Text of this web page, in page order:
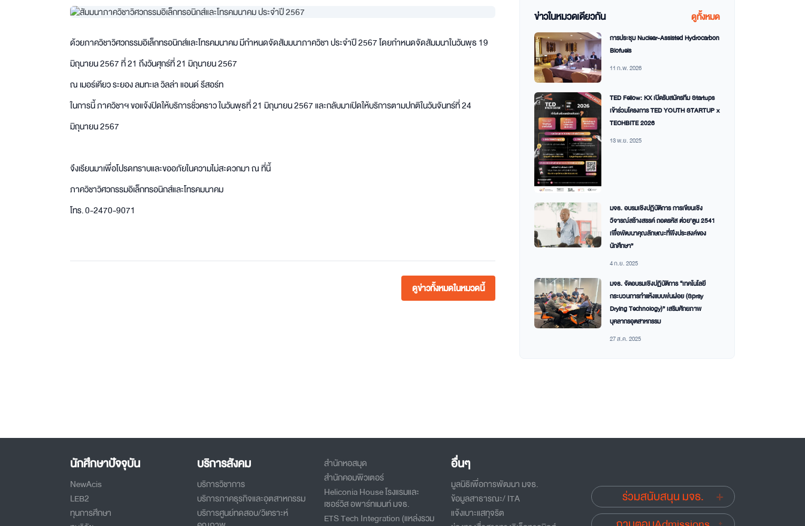
ด้วยภาควิชาวิศวกรรมอิเล็กทรอนิกส์และโทรคมนาคม มีกำหนดจัดสัมมนาภาควิชา ประจำปี 2567 โดยกำหนดจัดสัมมนาในวันพุธ 19
มิถุนายน 2567 ที่ 21 ถึงวันศุกร์ที่ 21 มิถุนายน 2567
ณ เมอร์เคียว ระยอง ลมทะเล วิลล่า แอนด์ รีสอร์ท
ในการนี้ ภาควิชาฯ ขอแจ้งปิดให้บริการชั่วคราว ในวันพุธที่ 21 มิถุนายน 2567 และกลับมาเปิดให้บริการตามปกติในวันจันทร์ที่ 24
มิถุนายน 2567
จึงเรียนมาเพื่อโปรดทราบและขออภัยในความไม่สะดวกมา ณ ที่นี้
ภาควิชาวิศวกรรมอิเล็กทรอนิกส์และโทรคมนาคม
โทร. 0-2470-9071
ดูข่าวทั้งหมดในหมวดนี้
ข่าวในหมวดเดียวกัน ดูทั้งหมด
การประชุม Nuclear-Assisted Hydrocarbon
Biofuels
11 ก.พ. 2026
TED Fellow: KX เปิดรับสมัครทีม Startups
เข้าร่วมโครงการ TED YOUTH STARTUP x
TECHBITE 2026
13 พ.ย. 2025
มจธ. อบรมเชิงปฏิบัติการ การเขียนเชิง
วิจารณ์สร้างสรรค์ ถอดรหัส ต่วย’ตูน 2541
เพื่อพัฒนาคุณลักษณะที่พึงประสงค์ของ
นักศึกษา”
4 ก.ย. 2025
มจธ. จัดอบรมเชิงปฏิบัติการ “เทคโนโลยี
กระบวนการทำแห้งแบบพ่นฝอย (Spray
Drying Technology)” เสริมศักยภาพ
บุคลากรอุตสาหกรรม
27 ส.ค. 2025
นักศึกษาปัจจุบัน
NewAcis
LEB2
ทุนการศึกษา
บริการสังคม
บริการวิชาการ
บริการภาคธุรกิจและอุตสาหกรรม
บริการศูนย์ทดสอบ/วิเคราะห์
สำนักหอสมุด
สำนักคอมพิวเตอร์
Heliconia House โรงแรมและ
เซอร์วิส อพาร์ทเมนท์ มจธ.
ETS Tech Integration (แหล่งรวม
อื่นๆ
มูลนิธิเพื่อการพัฒนา มจธ.
ข้อมูลสาธารณะ/ ITA
แจ้งเบาะแสทุจริต
ร่วมสนับสนุน มจธ.